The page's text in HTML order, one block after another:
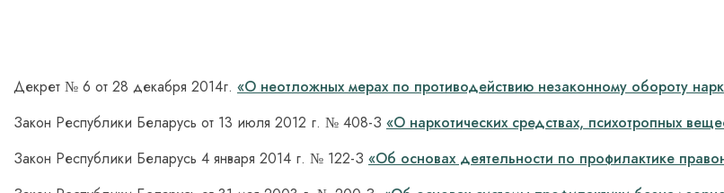
Декрет № 6 от 28 декабря 2014г. «О неотложных мерах по противодействию незаконному обороту
Закон Республики Беларусь от 13 июля 2012 г. № 408-З «О наркотических средствах, психотропных
Закон Республики Беларусь 4 января 2014 г. № 122-З «Об основах деятельности по профилактике